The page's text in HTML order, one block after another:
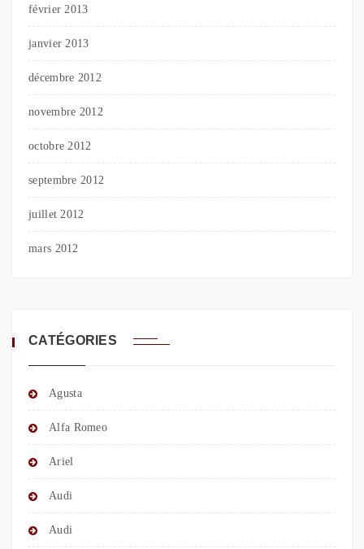
février 2013
janvier 2013
décembre 2012
novembre 2012
octobre 2012
septembre 2012
juillet 2012
mars 2012
CATÉGORIES
Agusta
Alfa Romeo
Ariel
Audi
Audi